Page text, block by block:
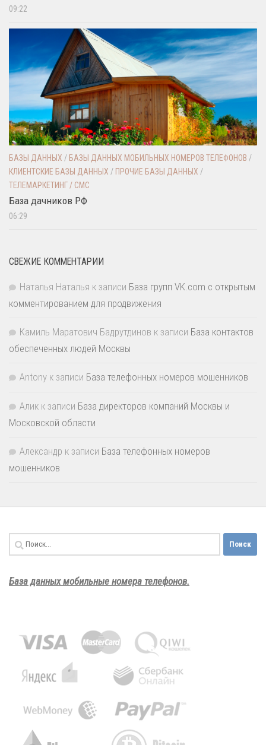
09:22
БАЗЫ ДАННЫХ / БАЗЫ ДАННЫХ МОБИЛЬНЫХ НОМЕРОВ ТЕЛЕФОНОВ /
КЛИЕНТСКИЕ БАЗЫ ДАННЫХ / ПРОЧИЕ БАЗЫ ДАННЫХ /
ТЕЛЕМАРКЕТИНГ / СМС
База дачников РФ
06:29
СВЕЖИЕ КОММЕНТАРИИ
Наталья Наталья к записи База групп VK.com с открытым
комментированием для продвижения
Камиль Маратович Бадрутдинов к записи База контактов
обеспеченных людей Москвы
Antony к записи База телефонных номеров мошенников
Алик к записи База директоров компаний Москвы и
Московской области
Александр к записи База телефонных номеров
мошенников
Найти:
База данных мобильные номера телефонов.